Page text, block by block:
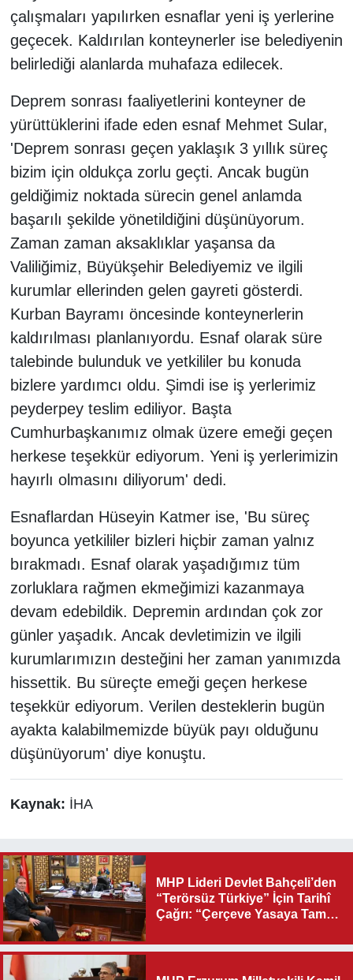
çalışmaları yapılırken esnaflar yeni iş yerlerine
geçecek. Kaldırılan konteynerler ise belediyenin
belirlediği alanlarda muhafaza edilecek.
Deprem sonrası faaliyetlerini konteyner de
yürüttüklerini ifade eden esnaf Mehmet Sular,
'Deprem sonrası geçen yaklaşık 3 yıllık süreç
bizim için oldukça zorlu geçti. Ancak bugün
geldiğimiz noktada sürecin genel anlamda
başarılı şekilde yönetildiğini düşünüyorum.
Zaman zaman aksaklıklar yaşansa da
Valiliğimiz, Büyükşehir Belediyemiz ve ilgili
kurumlar ellerinden gelen gayreti gösterdi.
Kurban Bayramı öncesinde konteynerlerin
kaldırılması planlanıyordu. Esnaf olarak süre
talebinde bulunduk ve yetkililer bu konuda
bizlere yardımcı oldu. Şimdi ise iş yerlerimiz
peyderpey teslim ediliyor. Başta
Cumhurbaşkanımız olmak üzere emeği geçen
herkese teşekkür ediyorum. Yeni iş yerlerimizin
hayırlı olmasını diliyorum' dedi.
Esnaflardan Hüseyin Katmer ise, 'Bu süreç
boyunca yetkililer bizleri hiçbir zaman yalnız
bırakmadı. Esnaf olarak yaşadığımız tüm
zorluklara rağmen ekmeğimizi kazanmaya
devam edebildik. Depremin ardından çok zor
günler yaşadık. Ancak devletimizin ve ilgili
kurumlarımızın desteğini her zaman yanımızda
hissettik. Bu süreçte emeği geçen herkese
teşekkür ediyorum. Verilen desteklerin bugün
ayakta kalabilmemizde büyük payı olduğunu
düşünüyorum' diye konuştu.
Kaynak: İHA
MHP Lideri Devlet Bahçeli’den
“Terörsüz Türkiye” İçin Tarihî
Çağrı: “Çerçeve Yasaya Tam